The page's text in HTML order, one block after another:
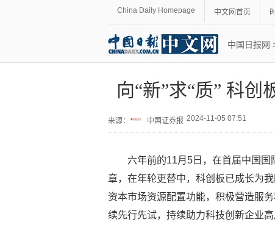
China Daily Homepage 中文网首页
中国日报网
向“新”求“质” 科创
来源： 中国证券报 2024-11-05 07:51
六年前的11月5日，在首届中国
章，在年轮更替中，科创板已成长为
资本市场资源配置功能，积极营造服
续先行先试，持续助力科技创新企业高